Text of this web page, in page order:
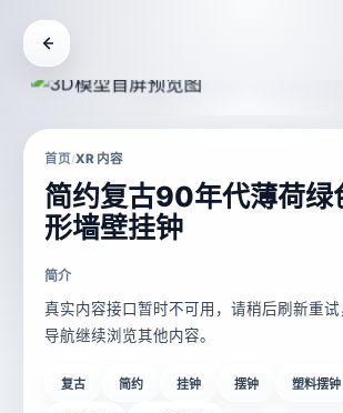
首页/XR 内容
简约复古90年代薄荷绿
形墙壁挂钟
简介
真实内容接口暂时不可用，请稍后刷新重
导航继续浏览其他内容。
复古 简约 挂钟 摆钟 塑料摆钟